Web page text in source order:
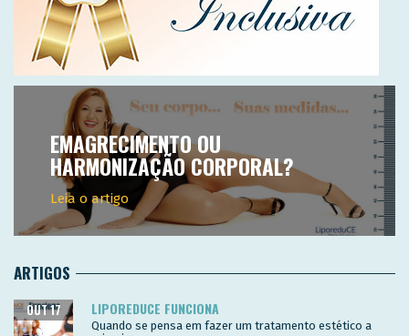
EMAGRECIMENTO OU
HARMONIZAÇÃO CORPORAL?
Leia o artigo
ARTIGOS
LIPOREDUCE FUNCIONA
OUT 17
Quando se pensa em fazer um tratamento estético a